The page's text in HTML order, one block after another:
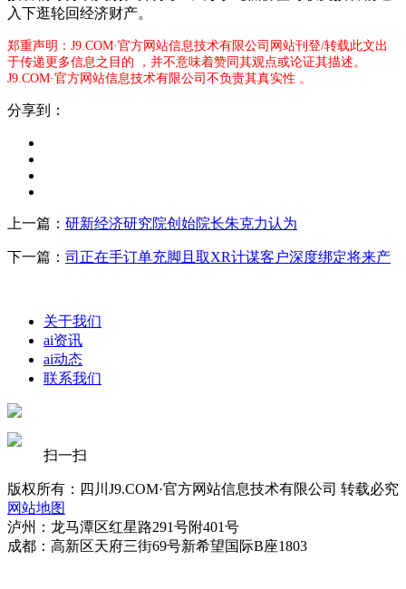
入下逛轮回经济财产。
郑重声明：J9.COM·官方网站信息技术有限公司网站刊登/转载此文出
于传递更多信息之目的 ，并不意味着赞同其观点或论证其描述。
J9.COM·官方网站信息技术有限公司不负责其真实性 。
分享到：
上一篇： 研新经济研究院创始院长朱克力认为
下一篇： 司正在手订单充脚且取XR计谋客户深度绑定将来产
关于我们
ai资讯
ai动态
联系我们
扫一扫
版权所有：四川J9.COM·官方网站信息技术有限公司 转载必究
网站地图
泸州：龙马潭区红星路291号附401号
成都：高新区天府三街69号新希望国际B座1803